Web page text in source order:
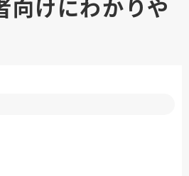
向けにわかりや